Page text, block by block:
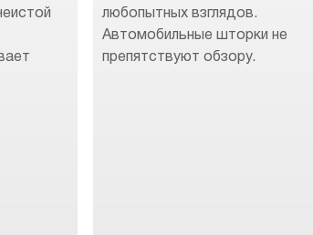
любопытных взглядов.
Автомобильные шторки не
препятствуют обзору.